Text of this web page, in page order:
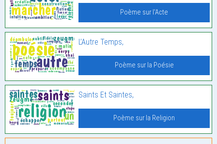
Poème sur l'Acte
L’Autre Temps,
Poème sur la Poésie
Saints Et Saintes,
Poème sur la Religion